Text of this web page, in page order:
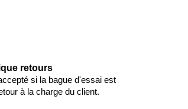
retours
si la bague d'essai est
à la charge du client.